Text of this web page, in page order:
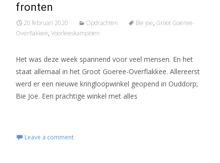
fronten
20 februari 2020 Opdrachten Bie Joe, Groot Goeree-
Overflakkee, Voorleeskampioen
Het was deze week spannend voor veel mensen. En het
staat allemaal in het Groot Goeree-Overflakkee. Allereerst
werd er een nieuwe kringloopwinkel geopend in Ouddorp;
Bie Joe. Een prachtige winkel met alles
Leave a comment